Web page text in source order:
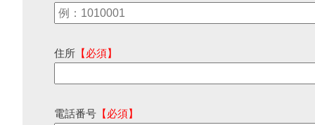
住所 【必須】
電話番号 【必須】